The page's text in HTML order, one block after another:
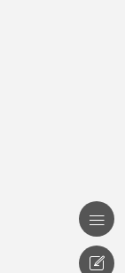

